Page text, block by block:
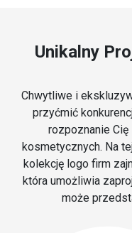
Unikalny
Chwytliwe i
przyćmić
rozpoznanie Cię
kosmetycznych. Na
kolekcję logo firm
która umożliwia
może